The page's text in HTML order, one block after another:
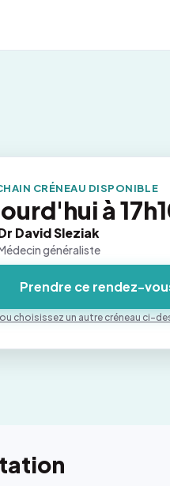
CRÉNEAU DISPONIBLE
à
David Sleziak
généraliste
Prendre ce rendez-
choisissez un autre créneau ci-